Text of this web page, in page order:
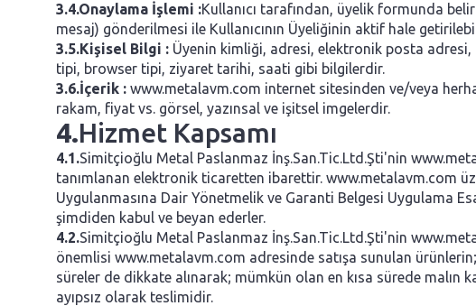
3.4.Onaylama İşlemi :Kullanıcı tarafından, üyelik formunda
mesaj) gönderilmesi ile Kullanıcının Üyeliğinin aktif hale
3.5.Kişisel Bilgi : Üyenin kimliği, adresi, elektronik posta
tipi, browser tipi, ziyaret tarihi, saati gibi bilgilerdir.
3.6.İçerik : www.metalavm.com internet sitesinden ve/veya
rakam, fiyat vs. görsel, yazınsal ve işitsel imgelerdir.
4.Hizmet Kapsamı
4.1.Simitçioğlu Metal Paslanmaz İnş.San.Tic.Ltd.Şti'nin
tanımlanan elektronik ticaretten ibarettir. www.metalavm.com
Uygulanmasına Dair Yönetmelik ve Garanti Belgesi Uygulama
şimdiden kabul ve beyan ederler.
4.2.Simitçioğlu Metal Paslanmaz İnş.San.Tic.Ltd.Şti'nin
önemlisi www.metalavm.com adresinde satışa sunulan
süreler de dikkate alınarak; mümkün olan en kısa sürede
ayıpsız olarak teslimidir.